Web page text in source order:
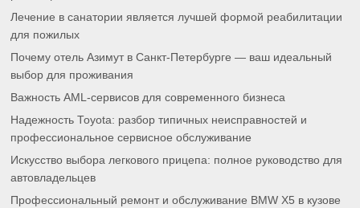
Лечение в санатории является лучшей формой реабилитации
для пожилых
Почему отель Азимут в Санкт-Петербурге — ваш идеальный
выбор для проживания
Важность AML-сервисов для современного бизнеса
Надежность Toyota: разбор типичных неисправностей и
профессиональное сервисное обслуживание
Искусство выбора легкового прицепа: полное руководство для
автовладельцев
Профессиональный ремонт и обслуживание BMW X5 в кузове